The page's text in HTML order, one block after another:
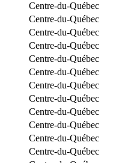
Centre-du-Québec
Centre-du-Québec
Centre-du-Québec
Centre-du-Québec
Centre-du-Québec
Centre-du-Québec
Centre-du-Québec
Centre-du-Québec
Centre-du-Québec
Centre-du-Québec
Centre-du-Québec
Centre-du-Québec